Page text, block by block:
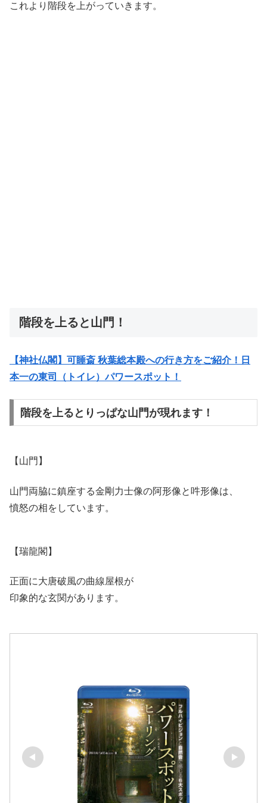
これより階段を上がっていきます。
階段を上ると山門！
【神社仏閣】可睡斎 秋葉総本殿への行き方をご紹介！日
本一の東司（トイレ）パワースポット！
階段を上るとりっぱな山門が現れます！
【山門】
山門両脇に鎮座する金剛力士像の阿形像と吽形像は、
憤怒の相をしています。
【瑞龍閣】
正面に大唐破風の曲線屋根が
印象的な玄関があります。